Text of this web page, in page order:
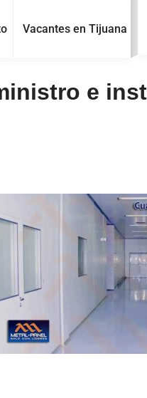
Vacantes en Tijuana
e